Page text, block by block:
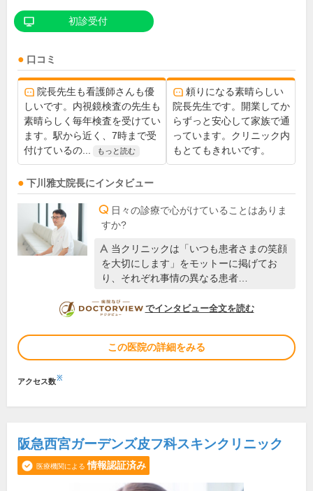
初診受付
口コミ
院長先生も看護師さんも優
しいです。内視鏡検査の先生も
素晴らしく毎年検査を受けてい
ます。駅から近く、7時まで受
付けているの...
もっと読む
頼りになる素晴らしい
院長先生です。開業してか
らずっと安心して家族で通
っています。クリニック内
もとてもきれいです。
下川雅丈院長にインタビュー
日々の診療で心がけていることはありま
すか?
当クリニックは「いつも患者さまの笑顔
を大切にします」をモットーに掲げてお
り、それぞれ事情の異なる患者…
DOCTORVIEW
でインタビュー全文を読む
この医院の詳細をみる
アクセス数※
阪急西宮ガーデンズ皮フ科スキンクリニック
医療機関による 情報認証済み